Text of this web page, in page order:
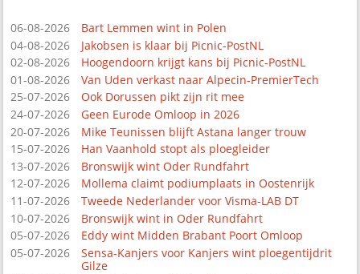
06-08-2026
Bart Lemmen wint in Polen
04-08-2026
Jakobsen is klaar bij Picnic-PostNL
02-08-2026
Hoogendoorn krijgt kans bij Picnic-PostNL
01-08-2026
Van Uden verkast naar Alpecin-PremierTech
25-07-2026
Ook Dorussen pikt zijn rit mee
24-07-2026
Geen Eurode Omloop in 2026
20-07-2026
Mike Teunissen blijft Astana langer trouw
15-07-2026
Han Vaanhold stopt als ploegleider
13-07-2026
Bronswijk wint Oder Rundfahrt
12-07-2026
Mollema claimt podiumplaats in Oostenrijk
11-07-2026
Tweede Nederlander voor Visma-LAB DT
10-07-2026
Bronswijk wint in Oder Rundfahrt
05-07-2026
Eddy wint Midden Brabant Poort Omloop
05-07-2026
Sensa-Kanjers voor Kanjers wint ploegentijdrit
Gilze